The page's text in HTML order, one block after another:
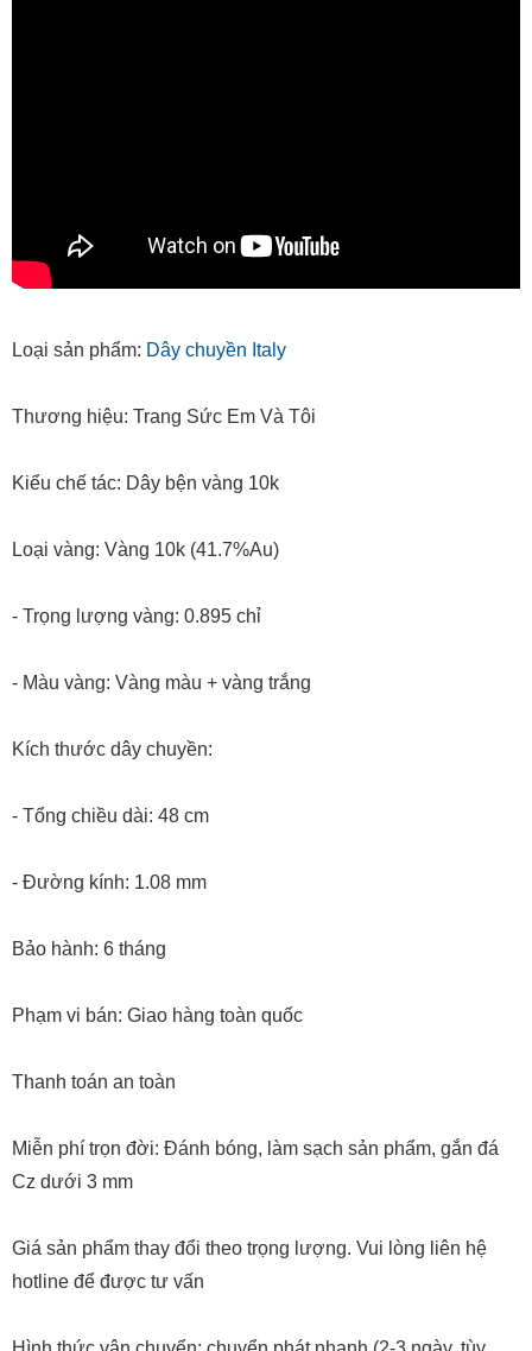
Loại sản phẩm: Dây chuyền Italy
Thương hiệu: Trang Sức Em Và Tôi
Kiểu chế tác: Dây bện vàng 10k
Loại vàng: Vàng 10k (41.7%Au)
- Trọng lượng vàng: 0.895 chỉ
- Màu vàng: Vàng màu + vàng trắng
Kích thước dây chuyền:
- Tổng chiều dài: 48 cm
- Đường kính: 1.08 mm
Bảo hành: 6 tháng
Phạm vi bán: Giao hàng toàn quốc
Thanh toán an toàn
Miễn phí trọn đời: Đánh bóng, làm sạch sản phẩm, gắn đá
Cz dưới 3 mm
Giá sản phẩm thay đổi theo trọng lượng. Vui lòng liên hệ
hotline để được tư vấn